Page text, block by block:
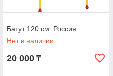
Батут 120 см. Россия
Нет в наличии
20 000 ₸